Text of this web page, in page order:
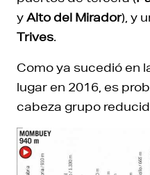
yAlto del Mirador), y
Trives.
Como ya sucedió en
lugar en 2016, es
cabeza grupo